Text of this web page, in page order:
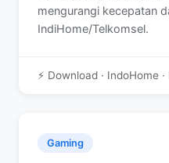
mengurangi kecepatan
IndiHome/Telkomsel.
⚡ Download · IndoHome
Gaming